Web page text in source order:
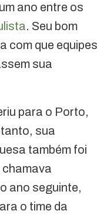
ano entre os
. Seu bom
com que equipes
sua
para o Porto,
sua
também foi
ano seguinte,
o time da